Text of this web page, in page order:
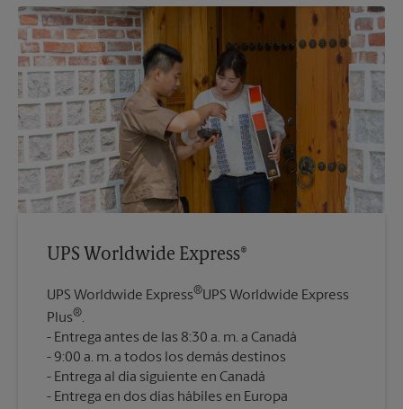
UPS Worldwide Express®
UPS Worldwide Express®UPS Worldwide Express
Plus®.
Entrega antes de las 8:30 a. m. a Canadá
9:00 a. m. a todos los demás destinos
Entrega al día siguiente en Canadá
Entrega en dos días hábiles en Europa